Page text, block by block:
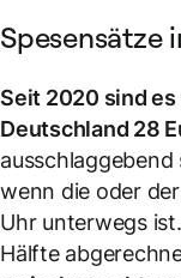
Spesensätze
Seit 2020 sind
Deutschland 28
wenn die oder
Uhr unterwegs
Hälfte